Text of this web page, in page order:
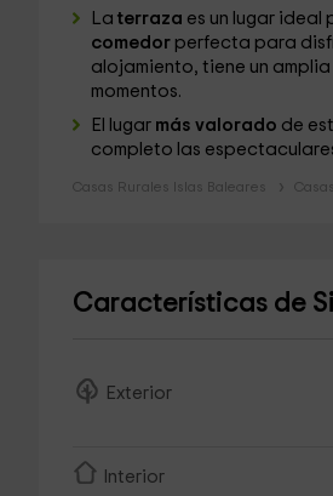
La terraza es un lugar ideal
comedorperfecta para
alojamiento, tiene un amplia
momentos.
El lugar más valorado de
completo las
Casas Rurales Islas Baleares
Características de
Exterior
Interior